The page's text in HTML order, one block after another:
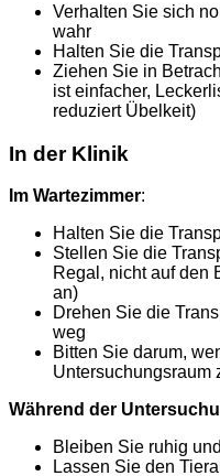
Verhalten Sie sich
wahr
Halten Sie die
Ziehen Sie in
ist einfacher,
reduziert Übelkeit)
In der Klinik
Im Wartezimmer:
Halten Sie die
Stellen Sie die
Regal, nicht auf den
an)
Drehen Sie die
weg
Bitten Sie darum,
Untersuchungsraum
Während der
Bleiben Sie ruhig
Lassen Sie den